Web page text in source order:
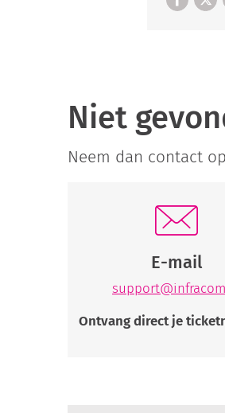
Niet
Neem dan contact
E-mail
Ontvang direct je